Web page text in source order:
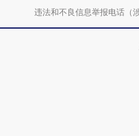
违法和不良信息举报电话